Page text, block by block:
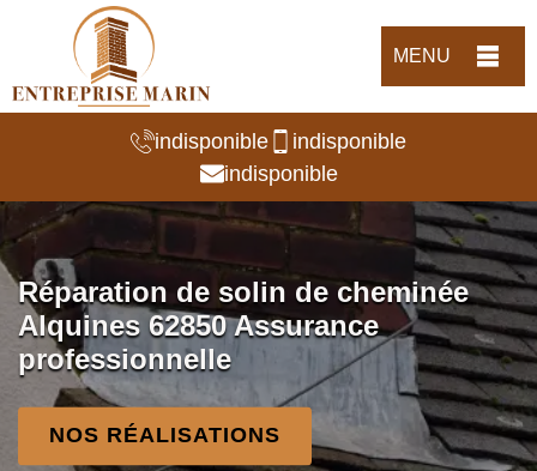
MENU
indisponible
indisponible
indisponible
Réparation de solin de cheminée
Alquines 62850 Assurance
professionnelle
NOS RÉALISATIONS